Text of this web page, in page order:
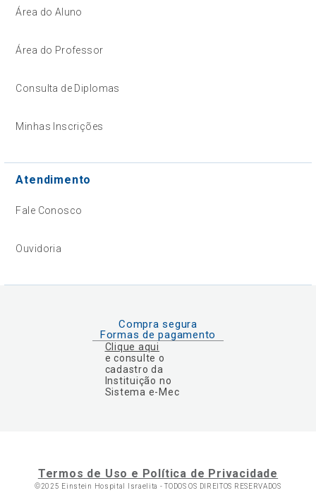
Área do Aluno
Área do Professor
Consulta de Diplomas
Minhas Inscrições
Atendimento
Fale Conosco
Ouvidoria
Compra segura
Formas de pagamento
Clique aqui
e consulte o
cadastro da
Instituição no
Sistema e-Mec
Termos de Uso e Política de Privacidade
©2025 Einstein Hospital Israelita -TODOS OS DIREITOS RESERVADOS